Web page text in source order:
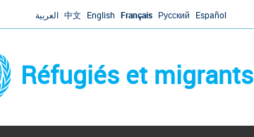
العربية 中文 English Français Русский Español
Réfugiés et migrants